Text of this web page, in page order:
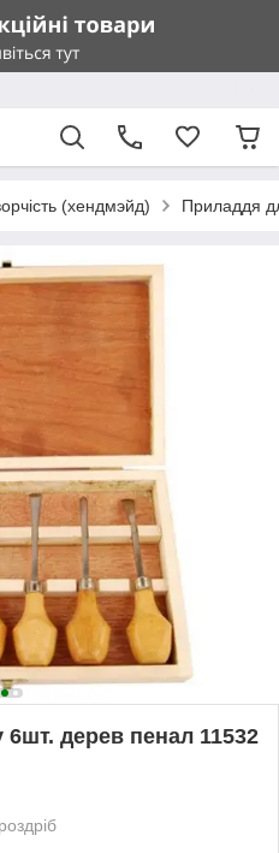
(хендмэйд) Приладдя
6шт. дерев пенал 11532